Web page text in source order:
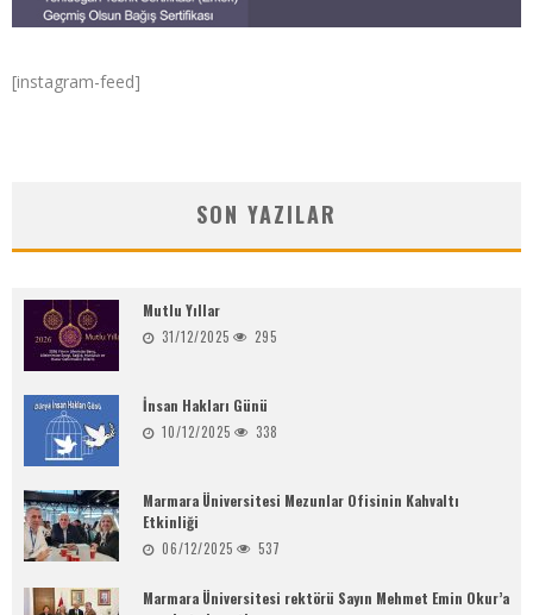
[instagram-feed]
SON YAZILAR
Mutlu Yıllar
31/12/2025 295
İnsan Hakları Günü
10/12/2025 338
Marmara Üniversitesi Mezunlar Ofisinin Kahvaltı
Etkinliği
06/12/2025 537
Marmara Üniversitesi rektörü Sayın Mehmet Emin Okur’a